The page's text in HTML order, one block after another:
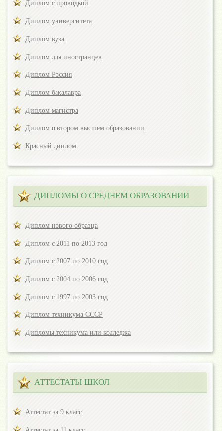
Диплом с проводкой
Диплом университета
Диплом вуза
Диплом для иностранцев
Диплом Россия
Диплом бакалавра
Диплом магистра
Диплом о втором высшем образовании
Красный диплом
ДИПЛОМЫ О СРЕДНЕМ ОБРАЗОВАНИИ
Диплом нового образца
Диплом с 2011 по 2013 год
Диплом с 2007 по 2010 год
Диплом с 2004 по 2006 год
Диплом с 1997 по 2003 год
Диплом техникума СССР
Дипломы техникума или колледжа
АТТЕСТАТЫ ШКОЛ
Аттестат за 9 класс